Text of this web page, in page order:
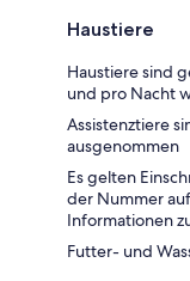
Haustiere
Haustiere sind
und pro Nacht
Assistenztiere
ausgenommen
Es gelten
der Nummer
Informationen
Futter- und